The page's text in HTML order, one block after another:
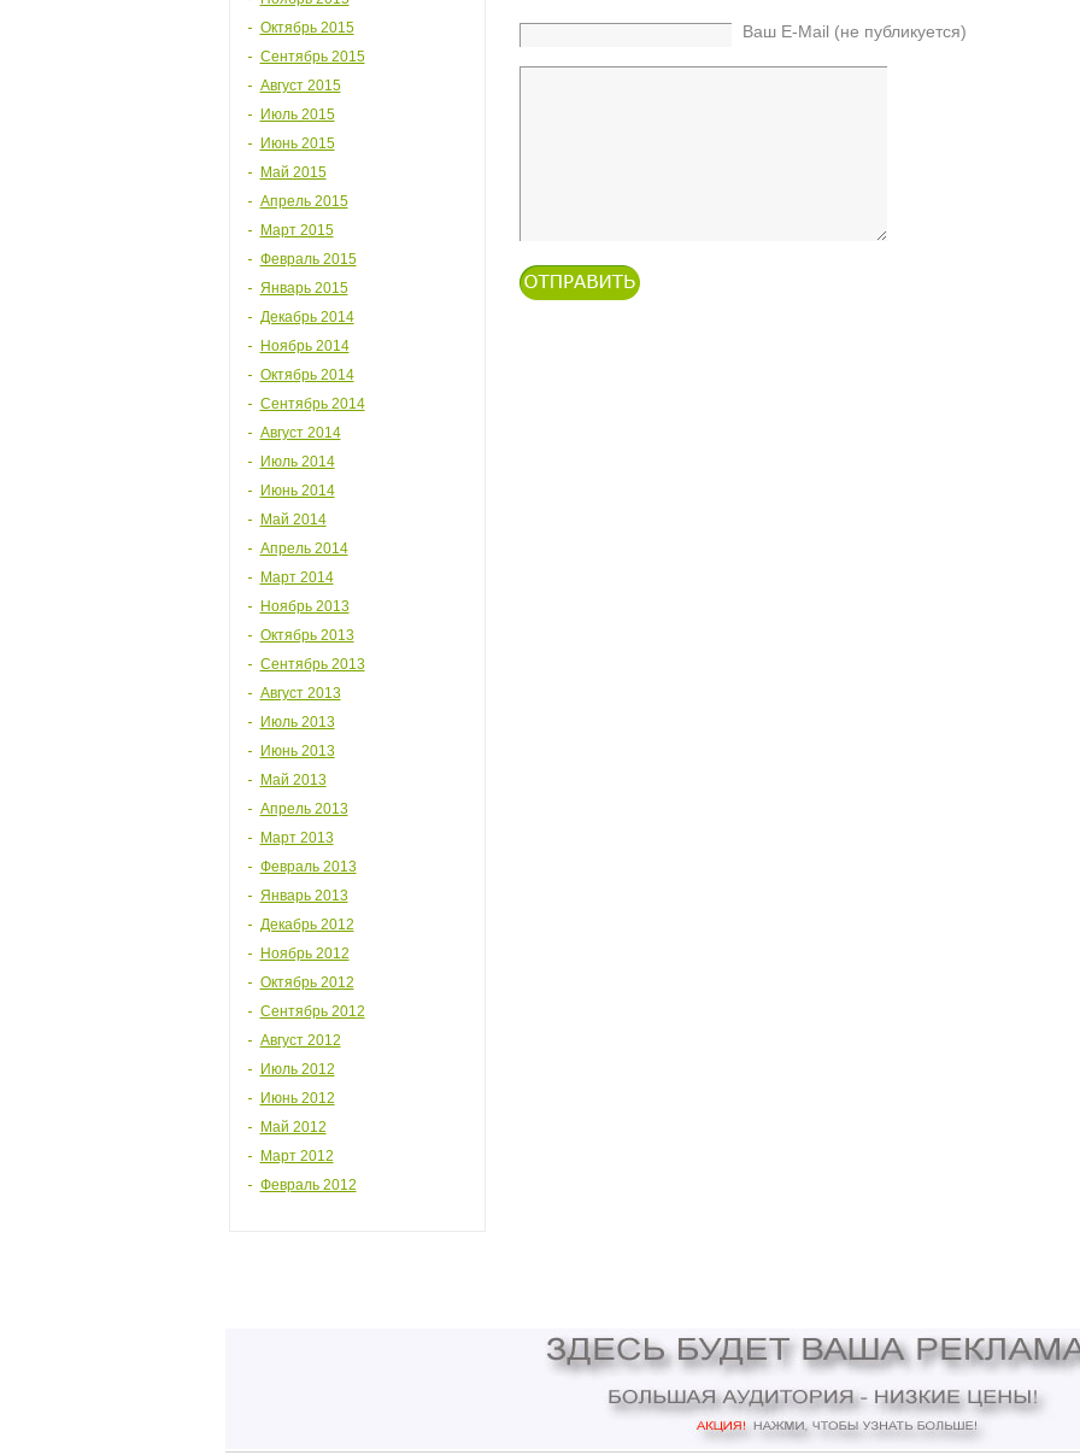
Октябрь 2015
Сентябрь 2015
Август 2015
Июль 2015
Июнь 2015
Май 2015
Апрель 2015
Март 2015
Февраль 2015
Январь 2015
Декабрь 2014
Ноябрь 2014
Октябрь 2014
Сентябрь 2014
Август 2014
Июль 2014
Июнь 2014
Май 2014
Апрель 2014
Март 2014
Ноябрь 2013
Октябрь 2013
Сентябрь 2013
Август 2013
Июль 2013
Июнь 2013
Май 2013
Апрель 2013
Март 2013
Февраль 2013
Январь 2013
Декабрь 2012
Ноябрь 2012
Октябрь 2012
Сентябрь 2012
Август 2012
Июль 2012
Июнь 2012
Май 2012
Март 2012
Февраль 2012
Ваш E-Mail (не публикуется)